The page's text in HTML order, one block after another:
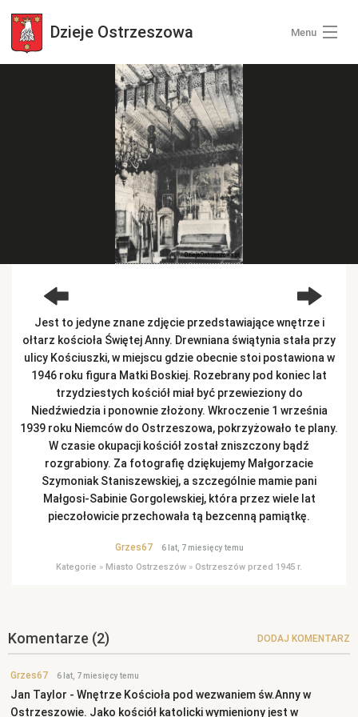
Dzieje Ostrzeszowa Menu
Jest to jedyne znane zdjęcie przedstawiające wnętrze i
ołtarz kościoła Świętej Anny. Drewniana świątynia stała przy
ulicy Kościuszki, w miejscu gdzie obecnie stoi postawiona w
1946 roku figura Matki Boskiej. Rozebrany pod koniec lat
trzydziestych kościół miał być przewieziony do
Niedźwiedzia i ponownie złożony. Wkroczenie 1 września
1939 roku Niemców do Ostrzeszowa, pokrzyżowało te plany.
W czasie okupacji kościół został zniszczony bądź
rozgrabiony. Za fotografię dziękujemy Małgorzacie
Szymoniak Staniszewskiej, a szczególnie mamie pani
Małgosi-Sabinie Gorgolewskiej, która przez wiele lat
pieczołowicie przechowała tą bezcenną pamiątkę.
Grzes67 6 lat, 7 miesięcy temu
Kategorie » Miasto Ostrzeszów » Ostrzeszów przed 1945 r.
Komentarze (2) DODAJ KOMENTARZ
Grzes67 6 lat, 7 miesięcy temu
Jan Taylor - Wnętrze Kościoła pod wezwaniem św.Anny w
Ostrzeszowie. Jako kościół katolicki wymieniony jest w